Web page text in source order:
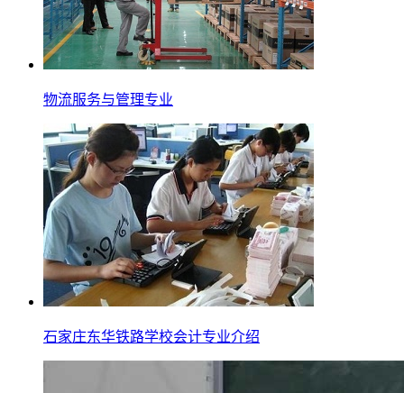
物流服务与管理专业
石家庄东华铁路学校会计专业介绍